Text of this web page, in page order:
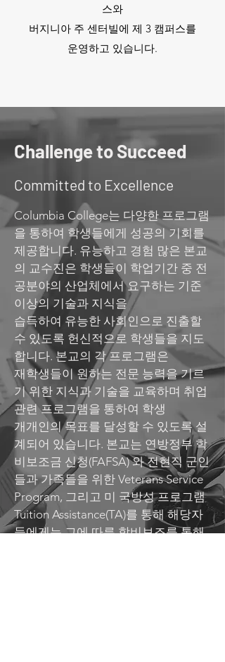
스와
버지니아 주 센터빌에 제 3 캠퍼스를
운영하고 있습니다.
Challenge to Succeed
Committed to Excellence
Columbia College는 다양한 프로그램
을 통하여 학생들에게 성공의 기회를
제공합니다. 유능하고 경험 많은 본교
의 교수진은 학생들이 학업기간 중 전
공분야의 산업체에서 요구하는 기준
이상의 기술과 지식을
습득하여 유능한 사회인으로 진출할
수 있도록 헌신적으로 학생들을 지도
합니다. 본교의 각 프로그램은
재학생들이 원하는 전문 능력을 기르
기 위한 지식과 기술을 교육하며 취업
관련 프로그램을 통하여 학생
개개인의 목표를 달성할 수 있도록 설
계되어 있습니다. 본교는 연방정부 학
비보조금 신청(FAFSA) 와 전현직 군인
들과 가족들을 위한 Veterans Service
Program, 그리고 미 국방성 프로그램
Tuition Assistance(TA)를 통해 해당자
들에게는 그에 따른 학비보조를 통해